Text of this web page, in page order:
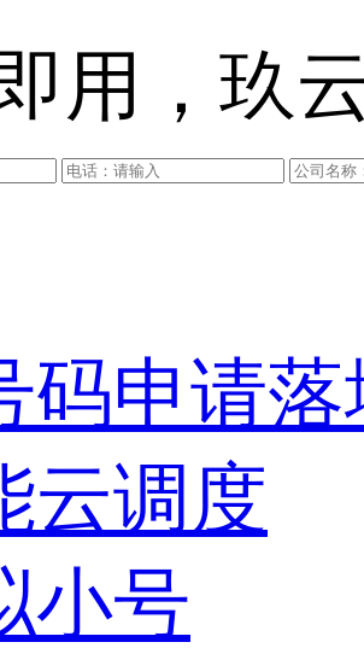
用，玖
码申请
云调度
小号